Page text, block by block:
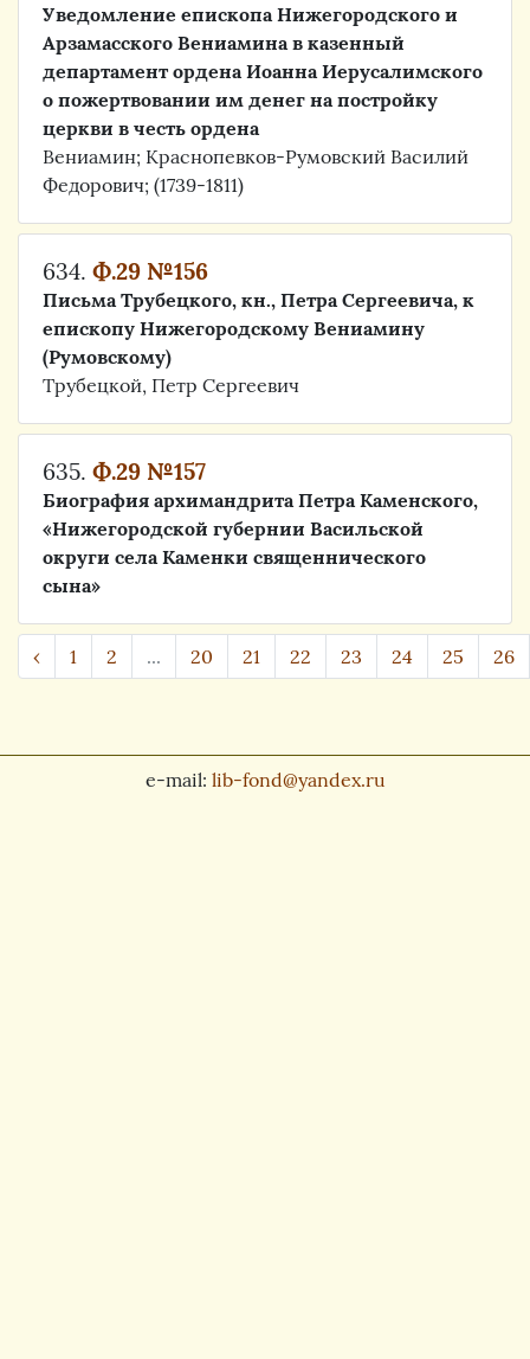
Уведомление епископа Нижегородского и
Арзамасского Вениамина в казенный
департамент ордена Иоанна Иерусалимского
о пожертвовании им денег на постройку
церкви в честь ордена
Вениамин; Краснопевков-Румовский Василий
Федорович; (1739-1811)
634. Ф.29 №156
Письма Трубецкого, кн., Петра Сергеевича, к
епископу Нижегородскому Вениамину
(Румовскому)
Трубецкой, Петр Сергеевич
635. Ф.29 №157
Биография архимандрита Петра Каменского,
«Нижегородской губернии Васильской
округи села Каменки священнического
сына»
‹ 1 2 ... 20 21 22 23 24 25 26
e-mail: lib-fond@yandex.ru